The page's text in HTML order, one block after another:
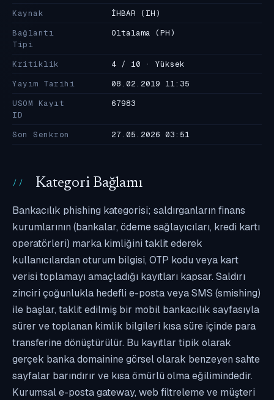
Kaynak
İHBAR (IH)
Bağlantı
Tipi
Oltalama (PH)
Kritiklik
4 / 10 · Yüksek
Yayım Tarihi
08.02.2019 11:35
USOM Kayıt
ID
67983
Son Senkron 27.05.2026 03:51
Kategori Bağlamı
Bankacılık phishing kategorisi; saldırganların finans
kurumlarının (bankalar, ödeme sağlayıcıları, kredi kartı
operatörleri) marka kimliğini taklit ederek
kullanıcılardan oturum bilgisi, OTP kodu veya kart
verisi toplamayı amaçladığı kayıtları kapsar. Saldırı
zinciri çoğunlukla hedefli e-posta veya SMS (smishing)
ile başlar, taklit edilmiş bir mobil bankacılık sayfasıyla
sürer ve toplanan kimlik bilgileri kısa süre içinde para
transferine dönüştürülür. Bu kayıtlar tipik olarak
gerçek banka domainine görsel olarak benzeyen sahte
sayfalar barındırır ve kısa ömürlü olma eğilimindedir.
Kurumsal e-posta gateway, web filtreleme ve müşteri